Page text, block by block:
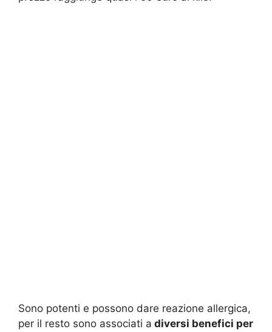
Sono potenti e possono dare reazione allergica,
per il resto sono associati a diversi benefici per